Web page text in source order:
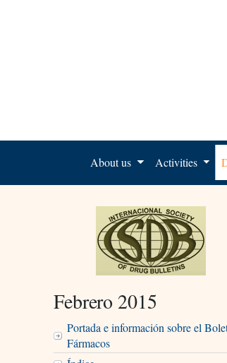
About us Activities
Febrero 2015
Portada e información sobre el
Fármacos